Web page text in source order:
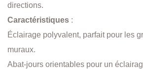
directions.
Caractéristiques :
Éclairage polyvalent, parfait pour les
muraux.
Abat-jours orientables pour un